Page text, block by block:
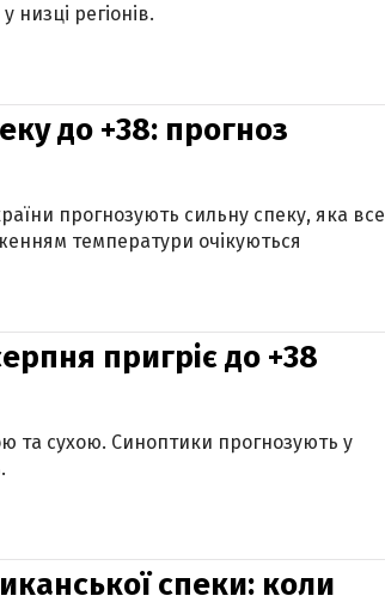
низці регіонів.
до +38: прогноз
прогнозують сильну спеку, яка все
температури очікуються
пригріє до +38
та сухою. Синоптики прогнозують у
спеки: коли